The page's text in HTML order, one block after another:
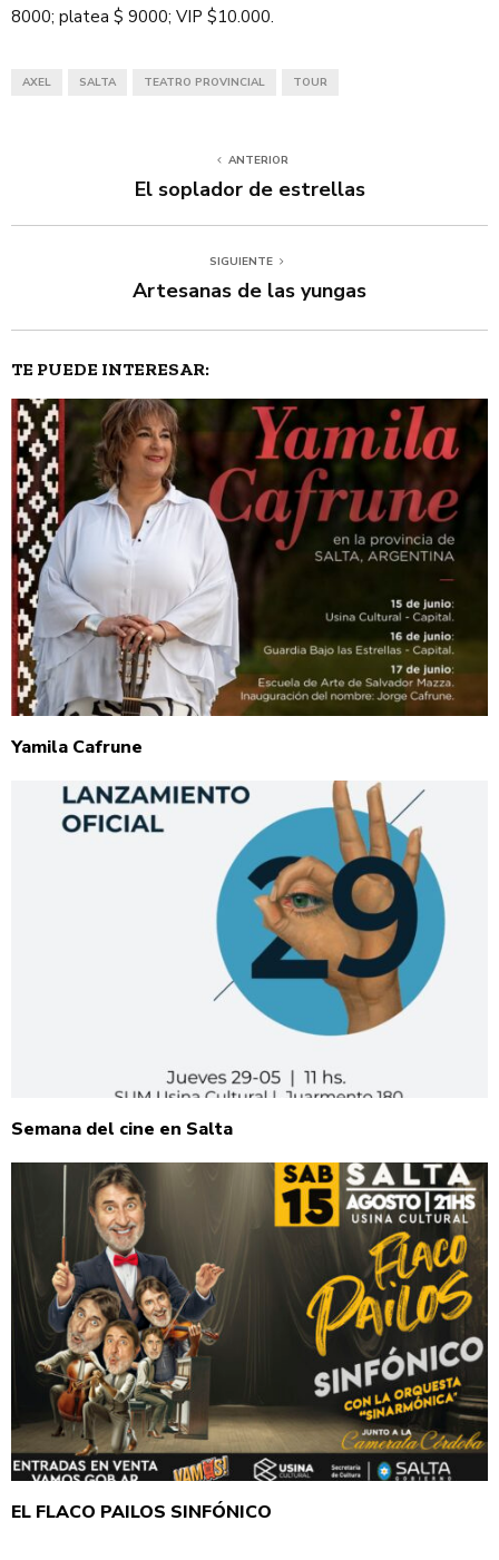
8000; platea $ 9000; VIP $10.000.
AXEL SALTA TEATRO PROVINCIAL TOUR
ANTERIOR
El soplador de estrellas
SIGUIENTE
Artesanas de las yungas
TE PUEDE INTERESAR:
Yamila Cafrune
Semana del cine en Salta
EL FLACO PAILOS SINFÓNICO